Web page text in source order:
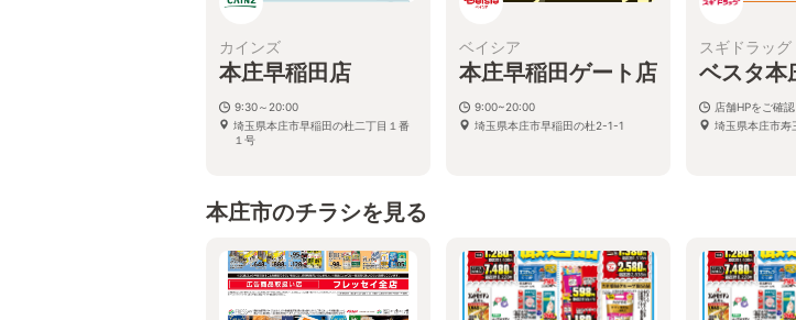
カインズ
本庄早稲田店
9:30～20:00
埼玉県本庄市早稲田の杜二丁目１番
１号
ベイシア
本庄早稲田ゲート店
9:00~20:00
埼玉県本庄市早稲田の杜2-1-1
スギドラッグ
ベスタ本
店舗HPをご確
埼玉県本庄市寿
本庄市のチラシを見る